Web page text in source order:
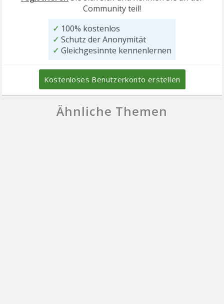
Community teil!
✓ 100% kostenlos
✓ Schutz der Anonymität
✓ Gleichgesinnte kennenlernen
Kostenloses Benutzerkonto erstellen
Ähnliche Themen